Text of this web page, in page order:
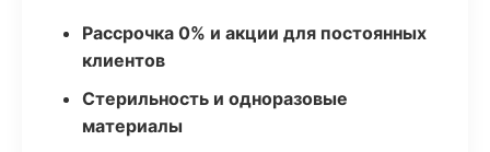
Рассрочка 0% и акции для постоянных
клиентов
Стерильность и одноразовые
материалы